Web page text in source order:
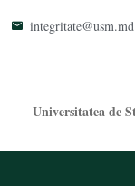
integritate@usm.md
Universitatea de